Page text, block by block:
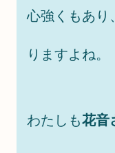
心強くもあり
りますよね。
わたしも花音